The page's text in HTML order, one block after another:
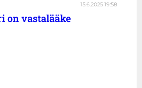
15.6.2025 19:58
on vastalääke